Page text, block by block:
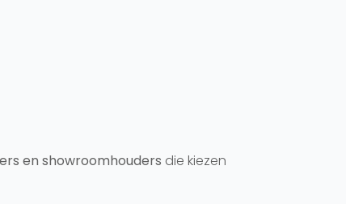
en showroomhouders die kiezen